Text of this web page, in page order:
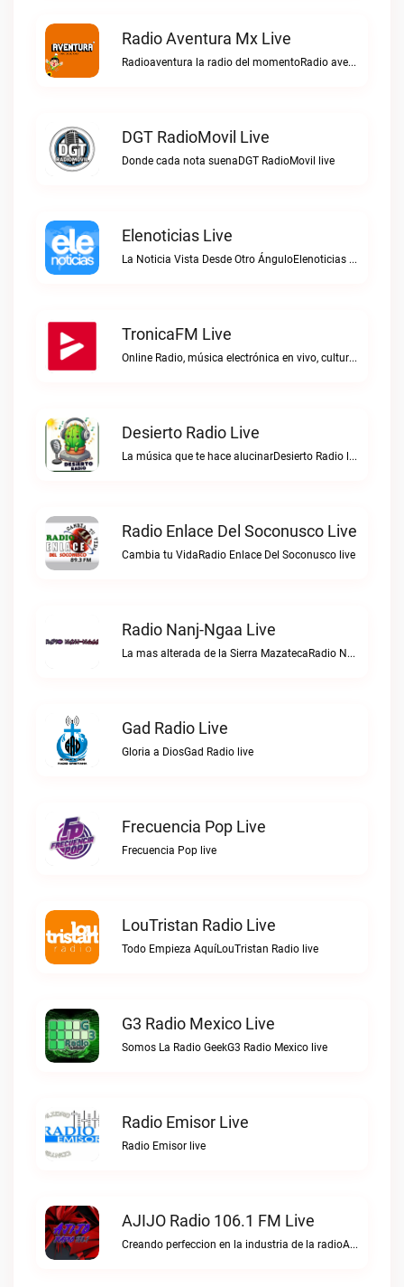
Radio Aventura Mx Live
Radioaventura la radio del momentoRadio aventura mx live
DGT RadioMovil Live
Donde cada nota suenaDGT RadioMovil live
Elenoticias Live
La Noticia Vista Desde Otro ÁnguloElenoticias live
TronicaFM Live
Online Radio, música electrónica en vivo, cultura electrónica, Top 10 semanal, videos, descargasTronicaFM live
Desierto Radio Live
La música que te hace alucinarDesierto Radio live
Radio Enlace Del Soconusco Live
Cambia tu VidaRadio Enlace Del Soconusco live
Radio Nanj-Ngaa Live
La mas alterada de la Sierra MazatecaRadio Nanj-Ngaa live
Gad Radio Live
Gloria a DiosGad Radio live
Frecuencia Pop Live
Frecuencia Pop live
LouTristan Radio Live
Todo Empieza AquíLouTristan Radio live
G3 Radio Mexico Live
Somos La Radio GeekG3 Radio Mexico live
Radio Emisor Live
Radio Emisor live
AJIJO Radio 106.1 FM Live
Creando perfeccion en la industria de la radioAJIJO Radio 106.1 FM live